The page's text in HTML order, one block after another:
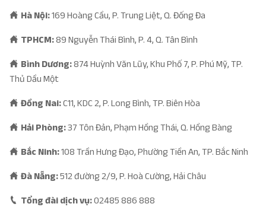
Hà Nội:169 Hoàng Cầu, P. Trung Liệt, Q. Đống Đa
TPHCM:89 Nguyễn Thái Bình, P. 4, Q. Tân Bình
Bình Dương:874 Huỳnh Văn Lũy, Khu Phố 7, P. Phú Mỹ, TP.
Thủ Dầu Một
Đồng Nai:C11, KDC 2, P. Long Bình, TP. Biên Hòa
Hải Phòng:37 Tôn Đản, Phạm Hồng Thái, Q. Hồng Bàng
Bắc Ninh:108 Trần Hưng Đạo, Phường Tiền An, TP. Bắc Ninh
Đà Nẵng:512 đường 2/9, P. Hoà Cường, Hải Châu
Tổng đài dịch vụ:02485 886 888